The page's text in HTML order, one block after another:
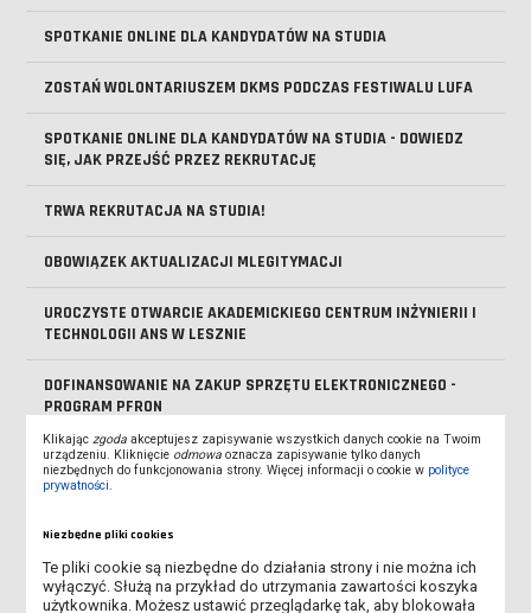
SPOTKANIE ONLINE DLA KANDYDATÓW NA STUDIA
ZOSTAŃ WOLONTARIUSZEM DKMS PODCZAS FESTIWALU LUFA
SPOTKANIE ONLINE DLA KANDYDATÓW NA STUDIA - DOWIEDZ
SIĘ, JAK PRZEJŚĆ PRZEZ REKRUTACJĘ
TRWA REKRUTACJA NA STUDIA!
OBOWIĄZEK AKTUALIZACJI MLEGITYMACJI
UROCZYSTE OTWARCIE AKADEMICKIEGO CENTRUM INŻYNIERII I
TECHNOLOGII ANS W LESZNIE
DOFINANSOWANIE NA ZAKUP SPRZĘTU ELEKTRONICZNEGO -
PROGRAM PFRON
REKRUTACJA NA STUDIA ROZPOCZĘTA!
WYKŁADOWCÓW
KOMUNIKAT JM REKTORA WS. DNIA REKTORSKIEGO
Klikajączgoda akceptujesz zapisywanie wszystkich danych cookie na Twoim
urządzeniu. Kliknięcie odmowa oznacza zapisywanie tylko danych
niezbędnych do funkcjonowania strony. Więcej informacji o cookie w polityce
prywatności.
Niezbędne pliki cookies
Te pliki cookie są niezbędne do działania strony i nie można ich
wyłączyć. Służą na przykład do utrzymania zawartości koszyka
użytkownika. Możesz ustawić przeglądarkę tak, aby blokowała